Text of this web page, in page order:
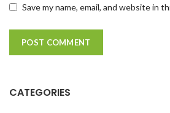
Save my name, email, and website in
CATEGORIES